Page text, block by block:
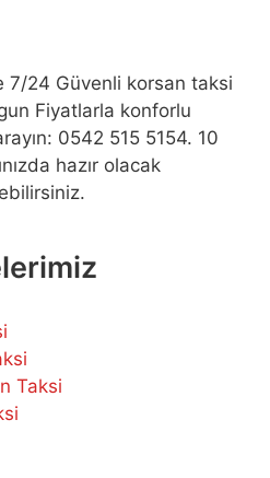
7/24 Güvenli korsan taksi
Fiyatlarla konforlu
0542 515 5154. 10
hazır olacak
Taksi